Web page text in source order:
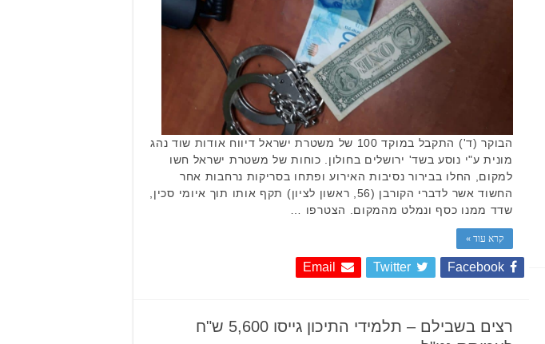
הבוקר (ד') התקבל במוקד 100 של משטרת ישראל דיווח אודות שוד נהג
מונית ע"י נוסע בשד' ירושלים בחולון. כוחות של משטרת ישראל חשו
למקום, החלו בבירור נסיבות האירוע ופתחו בסריקות נרחבות אחר
החשוד אשר לדברי הקורבן (56, ראשון לציון) תקף אותו תוך איומי סכין,
שדד ממנו כסף ונמלט מהמקום. הצטרפו …
קרא עוד »
Facebook
Twitter
Email
רצים בשבילם – תלמידי התיכון גייסו 5,600 ש"ח